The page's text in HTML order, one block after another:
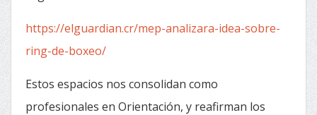
https://elguardian.cr/mep-analizara-idea-sobre-
ring-de-boxeo/
Estos espacios nos consolidan como
profesionales en Orientación, y reafirman los